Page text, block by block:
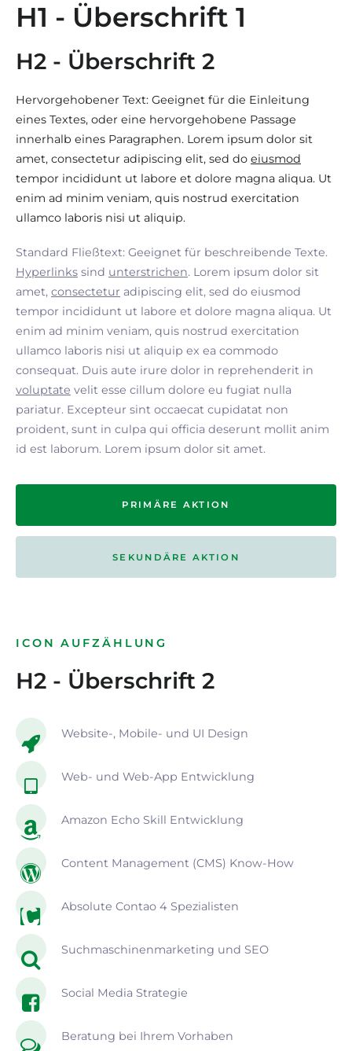
H1 - Überschrift 1
H2 - Überschrift 2
Hervorgehobener Text: Geeignet für die Einleitung
eines Textes, oder eine hervorgehobene Passage
innerhalb eines Paragraphen. Lorem ipsum dolor sit
amet, consectetur adipiscing elit, sed do eiusmod
tempor incididunt ut labore et dolore magna aliqua. Ut
enim ad minim veniam, quis nostrud exercitation
ullamco laboris nisi ut aliquip.
Standard Fließtext: Geeignet für beschreibende Texte.
Hyperlinks sind unterstrichen. Lorem ipsum dolor sit
amet, consectetur adipiscing elit, sed do eiusmod
tempor incididunt ut labore et dolore magna aliqua. Ut
enim ad minim veniam, quis nostrud exercitation
ullamco laboris nisi ut aliquip ex ea commodo
consequat. Duis aute irure dolor in reprehenderit in
voluptate velit esse cillum dolore eu fugiat nulla
pariatur. Excepteur sint occaecat cupidatat non
proident, sunt in culpa qui officia deserunt mollit anim
id est laborum. Lorem ipsum dolor sit amet.
PRIMÄRE AKTION
SEKUNDÄRE AKTION
ICON AUFZÄHLUNG
H2 - Überschrift 2
Website-, Mobile- und UI Design
Web- und Web-App Entwicklung
Amazon Echo Skill Entwicklung
Content Management (CMS) Know-How
Absolute Contao 4 Spezialisten
Suchmaschinenmarketing und SEO
Social Media Strategie
Beratung bei Ihrem Vorhaben